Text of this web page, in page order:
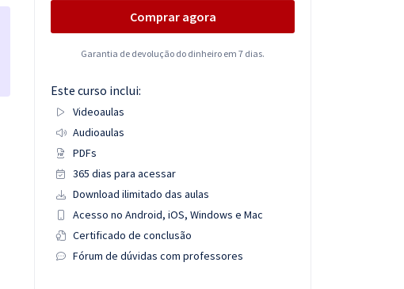
Comprar agora
Garantia de devolução do dinheiro em 7 dias.
Este curso inclui:
Videoaulas
Audioaulas
PDFs
365 dias para acessar
Download ilimitado das aulas
Acesso no Android, iOS, Windows e Mac
Certificado de conclusão
Fórum de dúvidas com professores